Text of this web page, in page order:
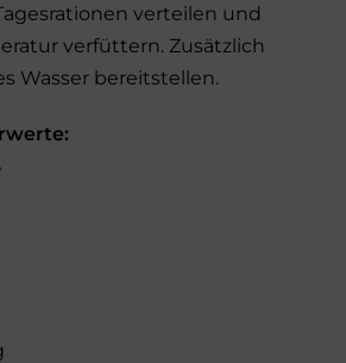
verteilen und
verfüttern. Zusätzlich
Wasser bereitstellen.